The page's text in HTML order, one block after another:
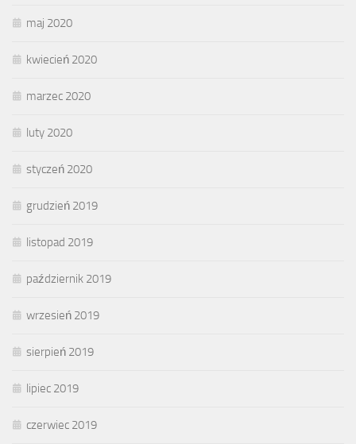
maj 2020
kwiecień 2020
marzec 2020
luty 2020
styczeń 2020
grudzień 2019
listopad 2019
październik 2019
wrzesień 2019
sierpień 2019
lipiec 2019
czerwiec 2019